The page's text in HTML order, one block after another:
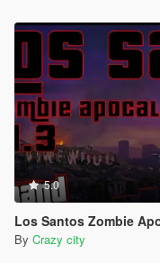
5.0
Los Santos Zombie
By Crazy city